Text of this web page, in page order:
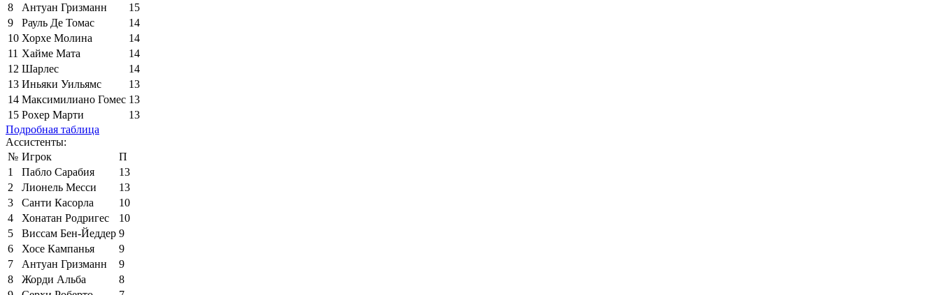
8
Антуан Гризманн
15
9
Рауль Де Томас
14
10 Хорхе Молина
14
11 Хайме Мата
14
12 Шарлес
14
13 Иньяки Уильямс
13
14 Максимилиано Гомес 13
15 Рохер Марти
13
Подробная таблица
Ассистенты:
№ Игрок
П
1
Пабло Сарабия
13
2
Лионель Месси
13
3
Санти Касорла
10
4
Хонатан Родригес
10
5
Виссам Бен-Йеддер 9
6
Хосе Кампанья
9
7
Антуан Гризманн
9
8
Жорди Альба
8